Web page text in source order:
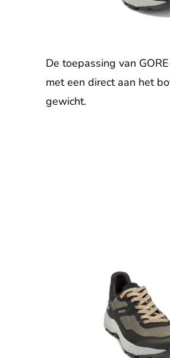
De toepassing van
met een direct aan het
gewicht.